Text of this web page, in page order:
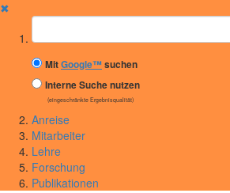
✖
Suchbegriff
MitGoogle™suchen
Interne Suche nutzen
(eingeschränkte Ergebnisqualität)
Anreise
Mitarbeiter
Lehre
Forschung
Publikationen